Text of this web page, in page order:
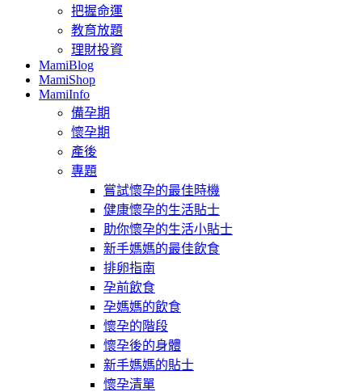
把握命運
教育放題
理財投資
MamiBlog
MamiShop
MamiInfo
備孕期
懷孕期
產後
專題
嘗試懷孕的最佳時機
健康懷孕的生活貼士
助你懷孕的生活小貼士
新手媽媽的最佳飲食
排卵指南
孕前飲食
孕媽媽的飲食
懷孕的階段
懷孕後的身體
新手媽媽的貼士
懷孕清單